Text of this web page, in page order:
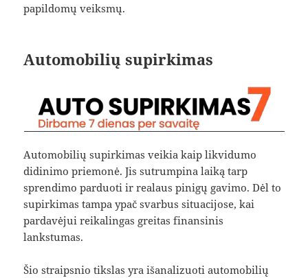
papildomų veiksmų.
Automobilių supirkimas
Automobilių supirkimas veikia kaip likvidumo
didinimo priemonė. Jis sutrumpina laiką tarp
sprendimo parduoti ir realaus pinigų gavimo. Dėl to
supirkimas tampa ypač svarbus situacijose, kai
pardavėjui reikalingas greitas finansinis
lankstumas.
Šio straipsnio tikslas yra išanalizuoti automobilių